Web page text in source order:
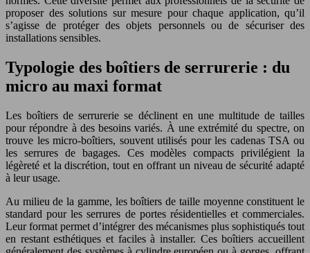
proposer des solutions sur mesure pour chaque application, qu’il
s’agisse de protéger des objets personnels ou de sécuriser des
installations sensibles.
Typologie des boîtiers de serrurerie : du
micro au maxi format
Les boîtiers de serrurerie se déclinent en une multitude de tailles
pour répondre à des besoins variés. À une extrémité du spectre, on
trouve les micro-boîtiers, souvent utilisés pour les cadenas TSA ou
les serrures de bagages. Ces modèles compacts privilégient la
légèreté et la discrétion, tout en offrant un niveau de sécurité adapté
à leur usage.
Au milieu de la gamme, les boîtiers de taille moyenne constituent le
standard pour les serrures de portes résidentielles et commerciales.
Leur format permet d’intégrer des mécanismes plus sophistiqués tout
en restant esthétiques et faciles à installer. Ces boîtiers accueillent